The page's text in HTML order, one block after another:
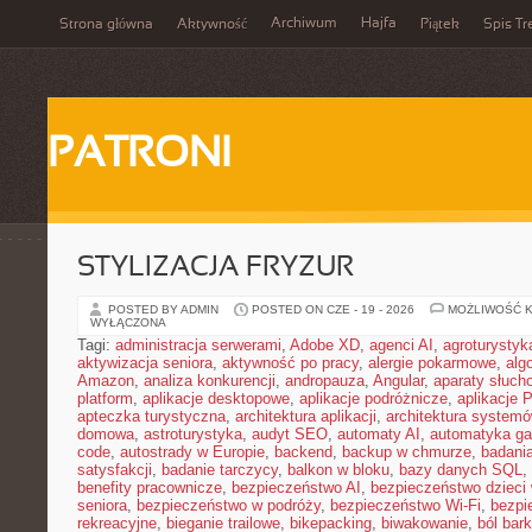
Strona główna Aktywność Archiwum Hajfa Piątek Spis
PATRONI
STYLIZACJA FRYZUR
POSTED BY ADMIN POSTED ON CZE - 19 - 2026
MOŻLIWOŚĆ
WYŁĄCZONA
Tagi: administracja serwerami, Adobe XD, agenci AI ,
aktywizacja seniora, aktywność po pracy, alergie pokarmowe,
Amazon, analiza konkurencji, andropauza, Angular, aparaty
platform, aplikacje desktopowe, aplikacje podróżnicze, aplikacje
apteczka turystyczna, architektura aplikacji, architektura
domowa, astroturystyka, audyt SEO, automaty AI , automatyka
code, autostrady w Europie, backend, backup w chmurze,
satysfakcji, badanie tarczycy, balkon w bloku, bazy danych SQL,
benefity pracownicze, bezpieczeństwo AI , bezpieczeństwo dzieci
seniora, bezpieczeństwo w podróży, bezpieczeństwo Wi-Fi,
rekreacyjne, bieganie trailowe, bikepacking, biwakowanie, ból